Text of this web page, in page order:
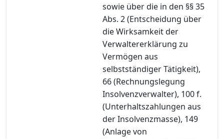
sowie über die in den §§ 35
Abs. 2 (Entscheidung über
die Wirksamkeit der
Verwaltererklärung zu
Vermögen aus
selbstständiger Tätigkeit),
66 (Rechnungslegung
Insolvenzverwalter), 100 f.
(Unterhaltszahlungen aus
der Insolvenzmasse), 149
(Anlage von